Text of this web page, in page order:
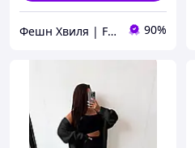
Фешн Хвиля | Fashion Wave 90%